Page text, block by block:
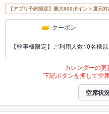
【アプリ予約限定】最大800ポイント還元
クーポン
【幹事様限定】ご利用人数10名様
カレンダーの更
下記ボタンを押して空
空席状